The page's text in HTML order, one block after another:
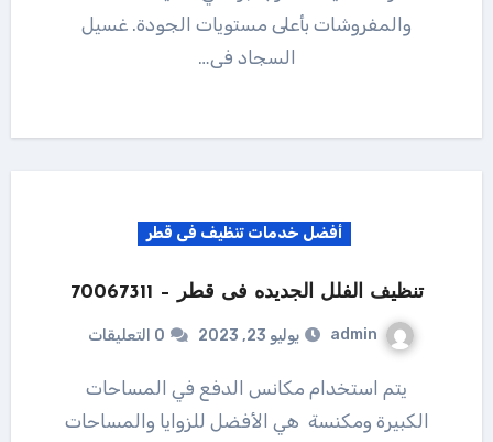
والمفروشات بأعلى مستويات الجودة. غسيل
السجاد فى…
أفضل خدمات تنظيف فى قطر
تنظيف الفلل الجديده فى قطر – 70067311
admin يوليو 23, 2023 0 التعليقات
يتم استخدام مكانس الدفع في المساحات
الكبيرة ومكنسة هي الأفضل للزوايا والمساحات